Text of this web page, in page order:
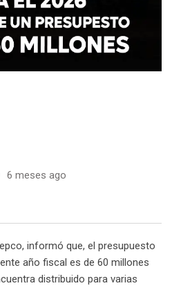
6 meses ago
informó que, el presupuesto
año fiscal es de 60 millones
distribuido para varias